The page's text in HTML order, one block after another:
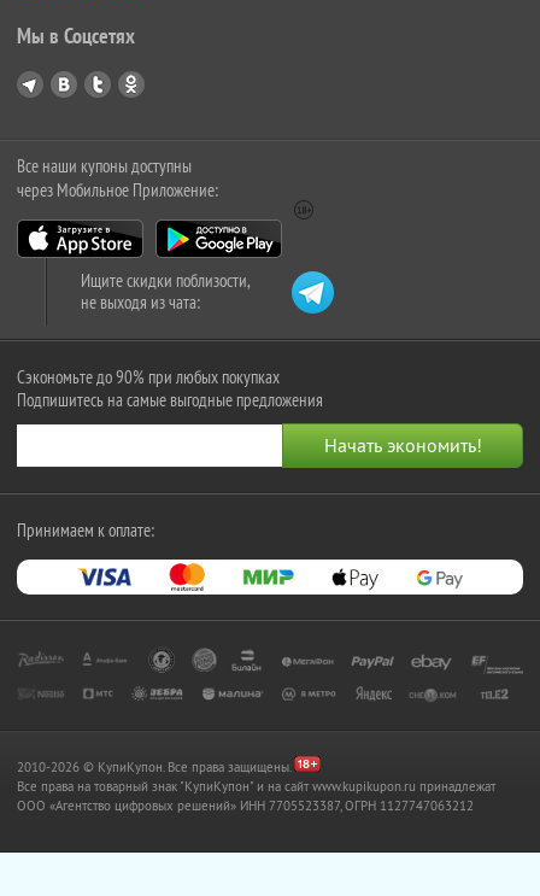
Мы в Соцсетях
Все наши купоны доступны
через Мобильное Приложение:
Ищите скидки поблизости,
не выходя из чата:
Сэкономьте до 90% при любых покупках
Подпишитесь на самые выгодные предложения
Принимаем к оплате:
2010-2026 © КупиКупон. Все права защищены.
Все права на товарный знак "КупиКупон" и на сайт www.kupikupon.ru принадлежат
OOO «Агентство цифровых решений» ИНН 7705523387, ОГРН 1127747063212